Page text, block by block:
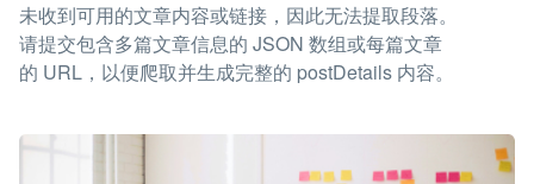
未收到可用的文章内容或链接，因此无法提取段落。
请提交包含多篇文章信息的 JSON 数组或每篇文章
的 URL，以便爬取并生成完整的 postDetails 内容。